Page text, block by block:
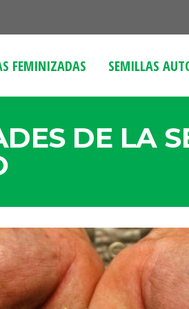
FEMINIZADAS SEMILLAS
DE LA